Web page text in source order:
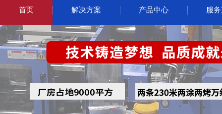
首页 解决方案 产品中心 服